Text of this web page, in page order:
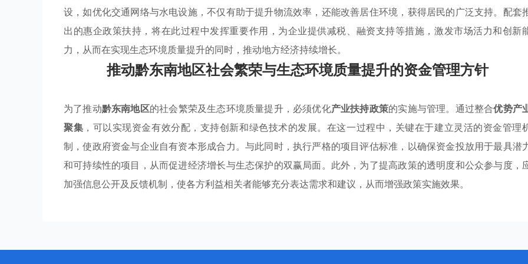
设，如优化交通网络与水电设施，不仅有助于提升物流效率，还能改善居住环境，获得居民的广泛支持。配套
出的惠企政策扶持，将在此过程中发挥重要作用，为企业提供减税、融资支持等措施，激发市场活力和创新
力，从而在实现生态环境质量提升的同时，推动地方经济持续增长。
推动黔东南地区社会繁荣与生态环境质量提升的资金管理方针
为了推动黔东南地区的社会繁荣及生态环境质量提升，必须优化产业扶持政策的实施与管理。通过整合优势产
聚集 ，可以实现资金有效分配，支持创新和绿色技术的发展。在这一过程中，关键在于建立灵活的资金管理
制，使政府资金与企业自有资本形成合力。与此同时，执行严格的项目评估标准，以确保资金投放用于最具潜
和可持续性的项目，从而促进经济增长与生态保护的双赢局面。此外，为了提高政策的透明度和公众参与度，
加强信息公开及反馈机制，使各方利益相关者能够充分表达需求和建议，从而增强政策实施效果。